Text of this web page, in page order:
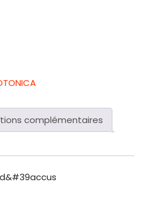
complémentaires
d&#39accus